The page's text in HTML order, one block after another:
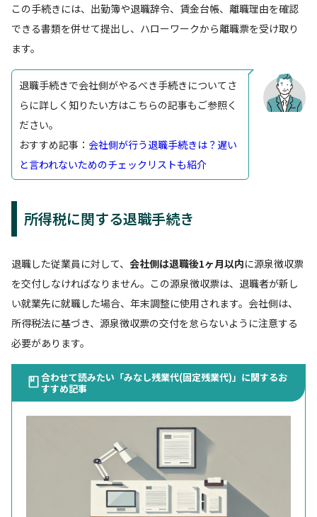
この手続きには、出勤簿や退職辞令、賃金台帳、離職理由を確認
できる書類を併せて提出し、ハローワークから離職票を受け取り
ます。
退職手続きで会社側がやるべき手続きについてさ
らに詳しく知りたい方はこちらの記事もご参照く
ださい。
おすすめ記事： 会社側が行う退職手続きは？遅い
と言われないためのチェックリストも紹介
所得税に関する退職手続き
退職した従業員に対して、 会社側は退職後1ヶ月以内に源泉徴収票
を交付しなければなりません。この源泉徴収票は、退職者が新し
い就業先に就職した場合、年末調整に使用されます。会社側は、
所得税法に基づき、源泉徴収票の交付を怠らないように注意する
必要があります。
合わせて読みたい「みなし残業代(固定残業代)」に関するお
すすめ記事